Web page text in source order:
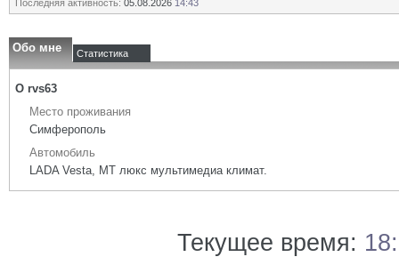
Последняя активность: 05.08.2026 14:43
Обо мне Статистика
О rvs63
Место проживания
Симферополь
Автомобиль
LADA Vesta, МТ люкс мультимедиа климат.
Текущее время: